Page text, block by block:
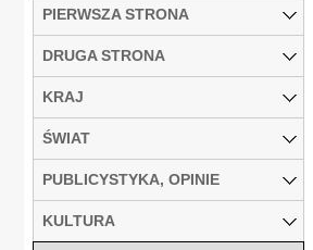
PIERWSZA STRONA
DRUGA STRONA
KRAJ
ŚWIAT
PUBLICYSTYKA, OPINIE
KULTURA